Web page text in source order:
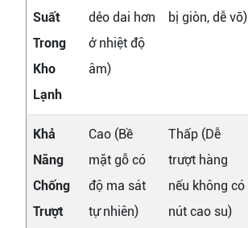
Suất
Trong
Kho
Lạnh
dẻo dai hơn
ở nhiệt độ
âm)
bị giòn, dễ vỡ)
Khả
Năng
Chống
Trượt
Cao (Bề
mặt gỗ có
độ ma sát
tự nhiên)
Thấp (Dễ
trượt hàng
nếu không có
nút cao su)